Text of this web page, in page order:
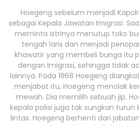
Hoegeng sebelum menjadi
sebagai Kepala Jawatan Imigrasi.
meminta istrinya menutup toko
tengah laris dan menjadi
khawatir yang membeli bunga itu
dengan Imigrasi, sehingga tidak
lainnya. Pada 1968 Hoegeng
menjabat itu, Hoegeng menolak
mewah. Dia memilih sebuah jip.
kepala polisi juga tak sungkan turun
lintas. Hoegeng berhenti dari jabatan